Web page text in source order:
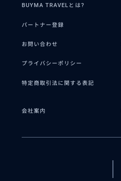
BUYMA TRAVELとは?
パートナー登録
お問い合わせ
プライバシーポリシー
特定商取引法に関する表記
会社案内